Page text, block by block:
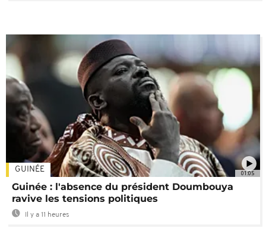
01:05
GUINÉE
Guinée : l'absence du président Doumbouya
ravive les tensions politiques
Il y a 11 heures